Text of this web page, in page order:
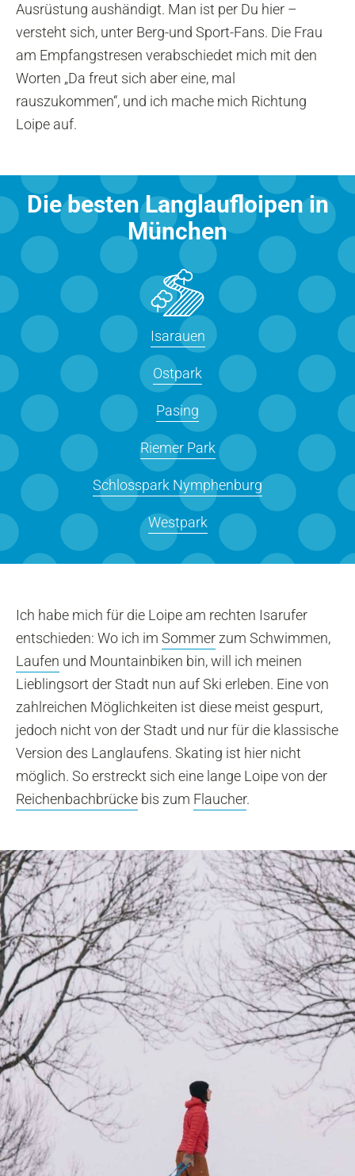
Ausrüstung aushändigt. Man ist per Du hier –
versteht sich, unter Berg-und Sport-Fans. Die Frau
am Empfangstresen verabschiedet mich mit den
Worten „Da freut sich aber eine, mal
rauszukommen“, und ich mache mich Richtung
Loipe auf.
Die besten Langlaufloipen in
München
Isarauen
Ostpark
Pasing
Riemer Park
Schlosspark Nymphenburg
Westpark
Ich habe mich für die Loipe am rechten Isarufer
entschieden: Wo ich im Sommer zum Schwimmen,
Laufen und Mountainbiken bin, will ich meinen
Lieblingsort der Stadt nun auf Ski erleben. Eine von
zahlreichen Möglichkeiten ist diese meist gespurt,
jedoch nicht von der Stadt und nur für die klassische
Version des Langlaufens. Skating ist hier nicht
möglich. So erstreckt sich eine lange Loipe von der
Reichenbachbrücke bis zum Flaucher.